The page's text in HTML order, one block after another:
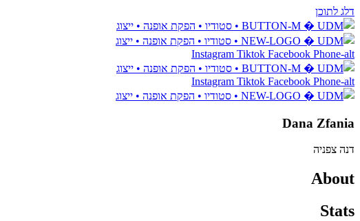
דלג לתוכן
Instagram Tiktok Facebook Phone-alt
Instagram Tiktok Facebook Phone-alt
Dana Zfania
דנה צפניה
About
Stats